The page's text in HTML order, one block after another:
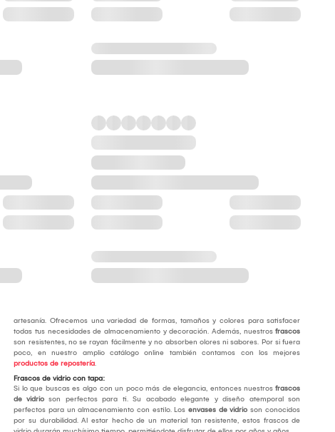
artesanía. Ofrecemos una variedad de formas, tamaños y colores para satisfacer
todas tus necesidades de almacenamiento y decoración. Además, nuestrosfrascos
son resistentes, no se rayan fácilmente y no absorben olores ni sabores. Por si fuera
poco, en nuestro amplio catálogo online también contamos con los mejores
productos de repostería.
Frascos de vidrio con tapa:
Si lo que buscas es algo con un poco más de elegancia, entonces nuestros frascos
de vidrioson perfectos para ti. Su acabado elegante y diseño atemporal son
perfectos para un almacenamiento con estilo. Los envases de vidrio son conocidos
por su durabilidad. Al estar hecho de un material tan resistente, estos frascos de